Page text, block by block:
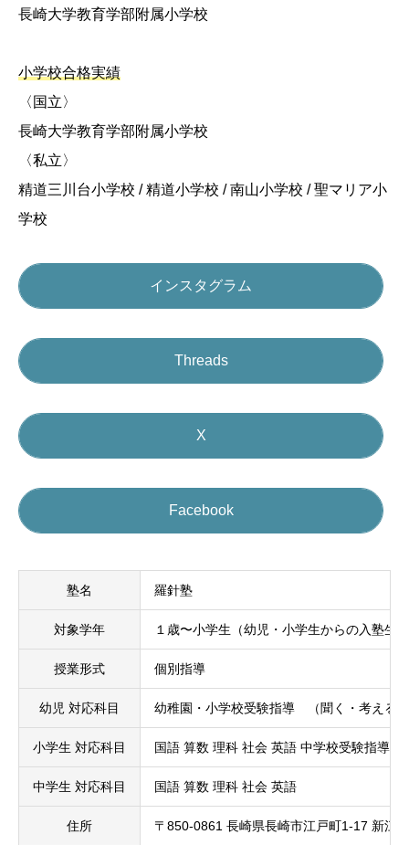
長崎大学教育学部附属小学校
小学校合格実績
〈国立〉
長崎大学教育学部附属小学校
〈私立〉
精道三川台小学校 / 精道小学校 / 南山小学校 / 聖マリア小
学校
インスタグラム
Threads
X
Facebook
塾名 羅針塾
対象学年 １歳〜小学生（幼児・小学生からの入塾生
授業形式 個別指導
幼児 対応科目 幼稚園・小学校受験指導 （聞く・考える
小学生 対応科目 国語 算数 理科 社会 英語 中学校受験指導
中学生 対応科目 国語 算数 理科 社会 英語
住所 〒850-0861 長崎県長崎市江戸町1-17 新江